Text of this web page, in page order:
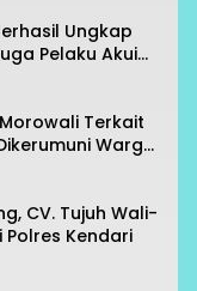
Ungkap
Pelaku Akui
Terkait
Warga
CV. Tujuh Wali-
Polres Kendari